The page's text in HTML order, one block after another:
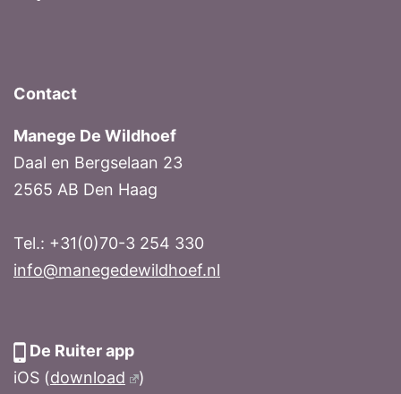
Contact
Manege De Wildhoef
Daal en Bergselaan 23
2565 AB Den Haag
Tel.: +31(0)70-3 254 330
info@manegedewildhoef.nl
De Ruiter app
iOS (download
)